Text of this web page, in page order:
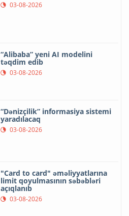
03-08-2026
“Alibaba” yeni AI modelini
təqdim edib
03-08-2026
“Dənizçilik” informasiya sistemi
yaradılacaq
03-08-2026
"Card to card" əməliyyatlarına
limit qoyulmasının səbəbləri
açıqlanıb
03-08-2026